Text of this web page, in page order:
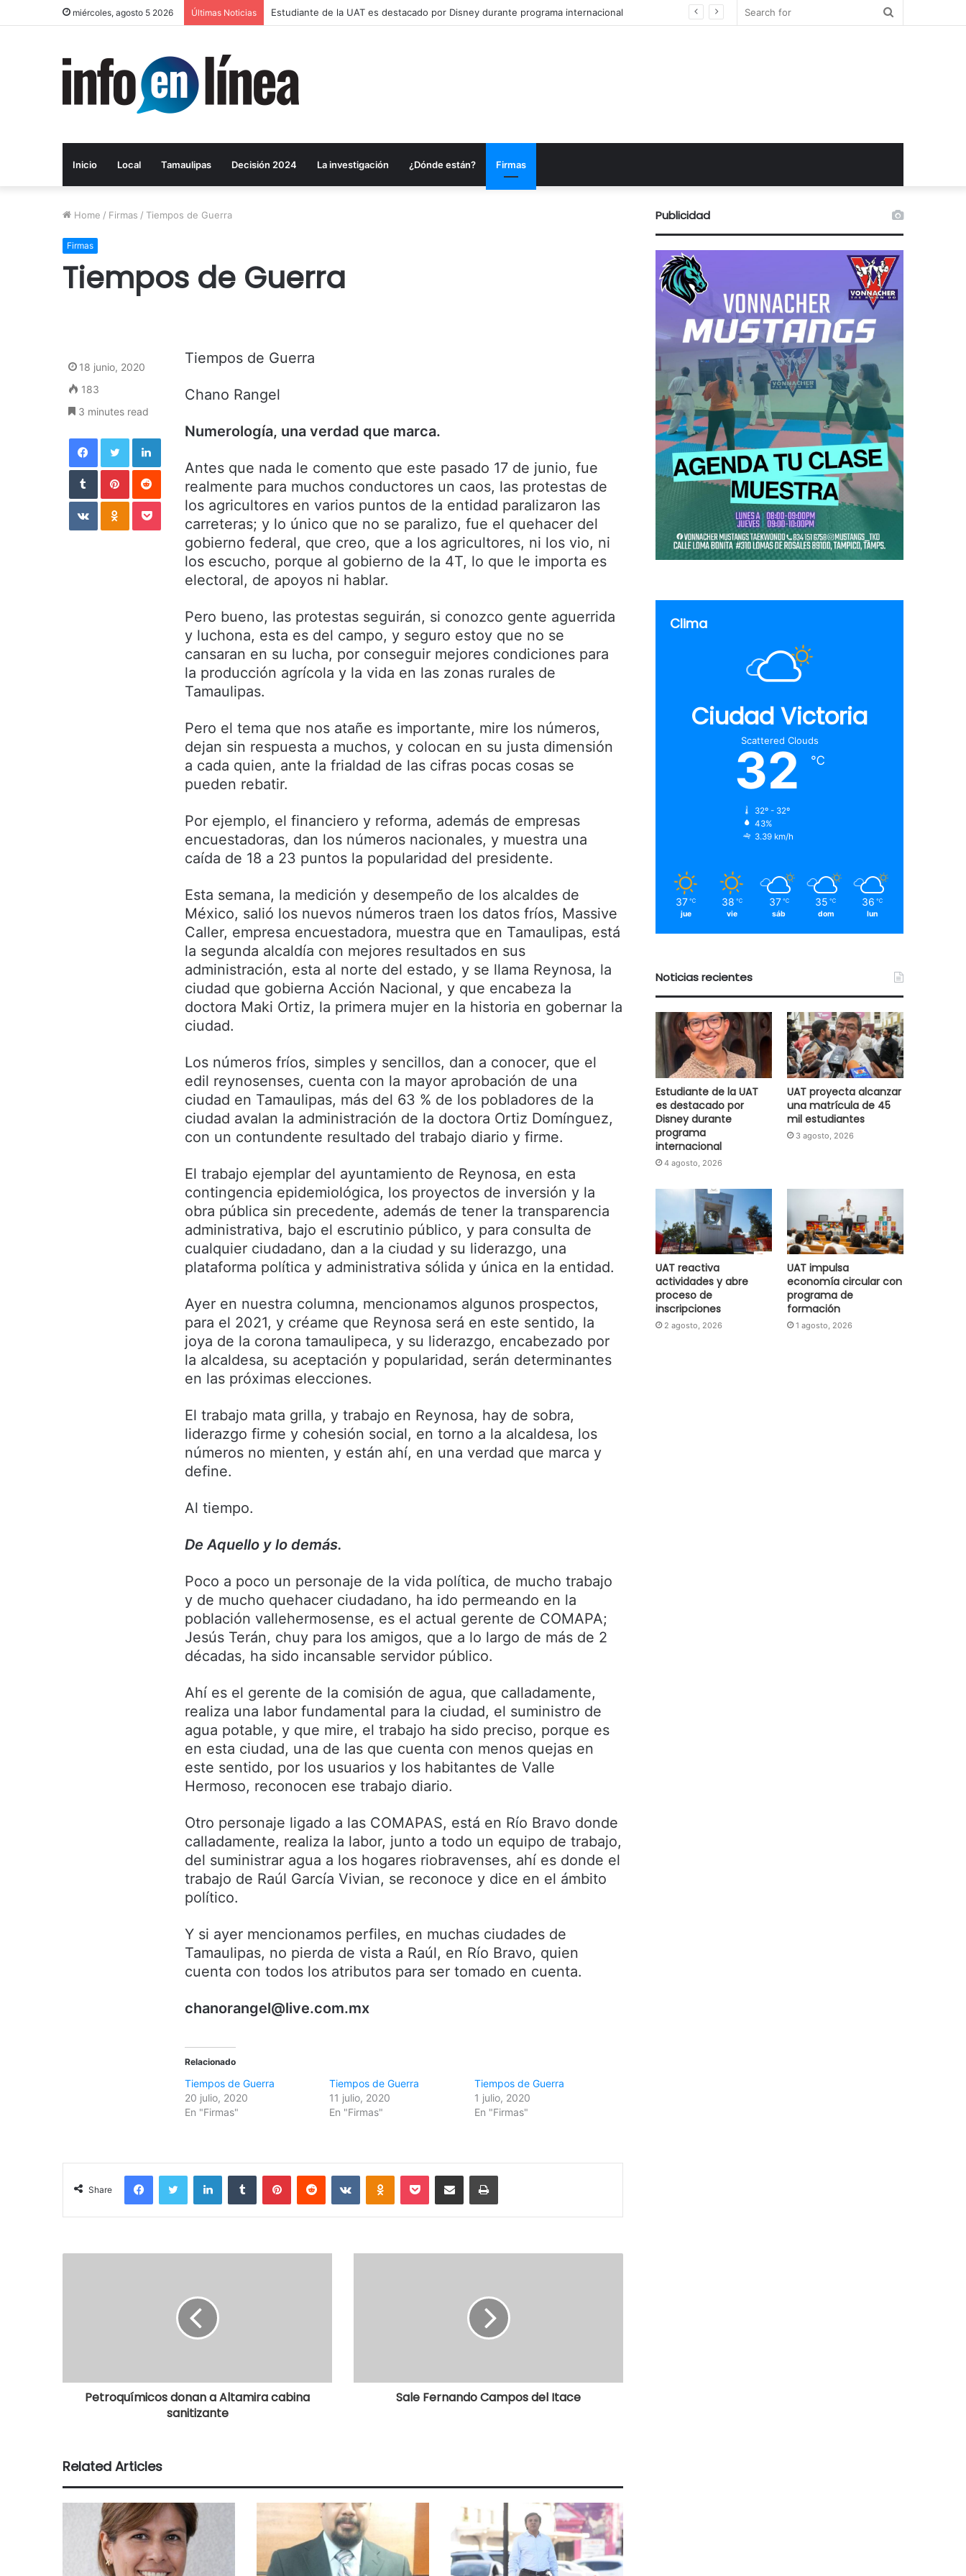
miércoles, agosto 5 2026 Últimas Noticias UAT proyecta alcanzar una matrícula de 45 mil estudiantes
Inicio Local Tamaulipas Decisión 2024 La investigación ¿Dónde están? Firmas
Home / Firmas / Tiempos de Guerra
Firmas
Tiempos de Guerra
Tiempos de Guerra
Chano Rangel
Numerología, una verdad que marca.
Antes que nada le comento que este pasado 17 de junio, fue
realmente para muchos conductores un caos, las protestas de
los agricultores en varios puntos de la entidad paralizaron las
carreteras; y lo único que no se paralizo, fue el quehacer del
gobierno federal, que creo, que a los agricultores, ni los vio, ni
los escucho, porque al gobierno de la 4T, lo que le importa es
electoral, de apoyos ni hablar.
Pero bueno, las protestas seguirán, si conozco gente aguerrida
y luchona, esta es del campo, y seguro estoy que no se
cansaran en su lucha, por conseguir mejores condiciones para
la producción agrícola y la vida en las zonas rurales de
Tamaulipas.
Pero el tema que nos atañe es importante, mire los números,
dejan sin respuesta a muchos, y colocan en su justa dimensión
a cada quien, ante la frialdad de las cifras pocas cosas se
pueden rebatir.
Por ejemplo, el financiero y reforma, además de empresas
encuestadoras, dan los números nacionales, y muestra una
caída de 18 a 23 puntos la popularidad del presidente.
Esta semana, la medición y desempeño de los alcaldes de
México, salió los nuevos números traen los datos fríos, Massive
Caller, empresa encuestadora, muestra que en Tamaulipas, está
la segunda alcaldía con mejores resultados en sus
administración, esta al norte del estado, y se llama Reynosa, la
ciudad que gobierna Acción Nacional, y que encabeza la
doctora Maki Ortiz, la primera mujer en la historia en gobernar la
ciudad.
Los números fríos, simples y sencillos, dan a conocer, que el
edil reynosenses, cuenta con la mayor aprobación de una
ciudad en Tamaulipas, más del 63 % de los pobladores de la
ciudad avalan la administración de la doctora Ortiz Domínguez,
con un contundente resultado del trabajo diario y firme.
El trabajo ejemplar del ayuntamiento de Reynosa, en esta
contingencia epidemiológica, los proyectos de inversión y la
obra pública sin precedente, además de tener la transparencia
administrativa, bajo el escrutinio público, y para consulta de
cualquier ciudadano, dan a la ciudad y su liderazgo, una
plataforma política y administrativa sólida y única en la entidad.
Ayer en nuestra columna, mencionamos algunos prospectos,
para el 2021, y créame que Reynosa será en este sentido, la
joya de la corona tamaulipeca, y su liderazgo, encabezado por
la alcaldesa, su aceptación y popularidad, serán determinantes
en las próximas elecciones.
El trabajo mata grilla, y trabajo en Reynosa, hay de sobra,
liderazgo firme y cohesión social, en torno a la alcaldesa, los
números no mienten, y están ahí, en una verdad que marca y
define.
Al tiempo.
De Aquello y lo demás.
Poco a poco un personaje de la vida política, de mucho trabajo
y de mucho quehacer ciudadano, ha ido permeando en la
población vallehermosense, es el actual gerente de COMAPA;
Jesús Terán, chuy para los amigos, que a lo largo de más de 2
décadas, ha sido incansable servidor público.
Ahí es el gerente de la comisión de agua, que calladamente,
realiza una labor fundamental para la ciudad, el suministro de
agua potable, y que mire, el trabajo ha sido preciso, porque es
en esta ciudad, una de las que cuenta con menos quejas en
este sentido, por los usuarios y los habitantes de Valle
Hermoso, reconocen ese trabajo diario.
Otro personaje ligado a las COMAPAS, está en Río Bravo donde
calladamente, realiza la labor, junto a todo un equipo de trabajo,
del suministrar agua a los hogares riobravenses, ahí es donde el
trabajo de Raúl García Vivian, se reconoce y dice en el ámbito
político.
Y si ayer mencionamos perfiles, en muchas ciudades de
Tamaulipas, no pierda de vista a Raúl, en Río Bravo, quien
cuenta con todos los atributos para ser tomado en cuenta.
chanorangel@live.com.mx
Relacionado
Tiempos de Guerra
20 julio, 2020
En "Firmas"
Tiempos de Guerra
11 julio, 2020
En "Firmas"
Tiempos de Guerra
1 julio, 2020
En "Firmas"
18 junio, 2020
183
3 minutes read
Facebook Twitter LinkedIn
Tumblr Pinterest Reddit
VKontakte Odnoklassniki Pocket
Share
Petroquímicos donan a Altamira cabina
sanitizante
Sale Fernando Campos del Itace
Related Articles
Publicidad
Clima
Ciudad Victoria
Scattered Clouds
32 ℃
32º - 32º
43%
3.39 km/h
37 ℃
jue
38 ℃
vie
37 ℃
sáb
35 ℃
dom
36 ℃
lun
Noticias recientes
Estudiante de la UAT
es destacado por
Disney durante
programa
internacional
4 agosto, 2026
UAT proyecta alcanzar
una matrícula de 45
mil estudiantes
3 agosto, 2026
UAT reactiva
actividades y abre
proceso de
inscripciones
2 agosto, 2026
UAT impulsa
economía circular con
programa de
formación
1 agosto, 2026